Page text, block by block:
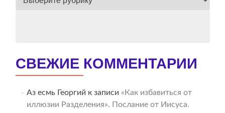
СВЕЖИЕ КОММЕНТАРИИ
Аз есмь Георгий к записи «Как избавиться от
иллюзии Разделения». Послание от Иисуса.